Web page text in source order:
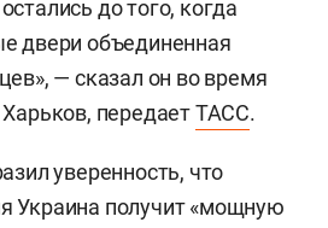
до того, когда
двери объединенная
— сказал он во время
передаетТАСС.
уверенность, что
Украина получит «мощную